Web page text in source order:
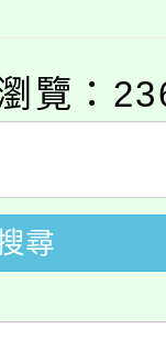
加。
序及
育課程
年度第
選結果(
知識
度學生
民語歌
覽：
尋